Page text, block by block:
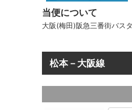
当便について
大阪(梅田)阪急三番街バス
松本－大阪線